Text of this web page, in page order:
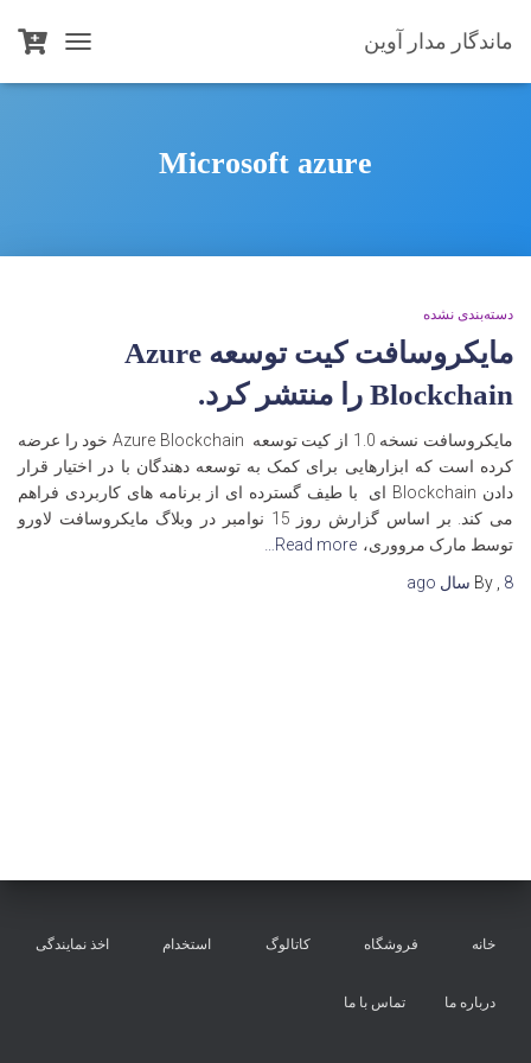
ماندگار مدار آوین
TOGGLE
NAVIGATION
Microsoft azure
دسته‌بندی نشده
مایکروسافت کیت توسعه Azure
Blockchain را منتشر کرد.
مایکروسافت نسخه 1.0 از کیت توسعه Azure Blockchain خود را عرضه
کرده است که ابزارهایی برای کمک به توسعه دهندگان با در اختیار قرار
دادن Blockchain ای با طیف گسترده ای از برنامه های کاربردی فراهم
می کند. بر اساس گزارش روز 15 نوامبر در وبلاگ مایکروسافت لاورو
توسط مارک مرووری، Read more…
By
8 سال
خانه فروشگاه کاتالوگ استخدام اخذ نمایندگی
درباره ما تماس با ما